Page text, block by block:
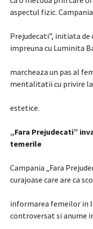
aspectul fizic. Campania
Prejudecati”, initiata
impreuna cu Luminita
marcheaza un pas al
mentalitatii cu privire
estetice.
„Fara Prejudecati”
temerile
Campania „Fara
curajoase care are ca
informarea femeilor in
controversat si anume